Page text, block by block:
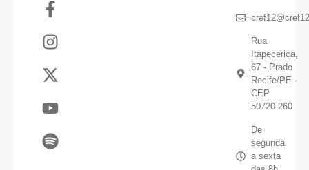
Rua
Itapecerica,
67 - Prado
Recife/PE -
CEP
50720-260
De
segunda
a sexta